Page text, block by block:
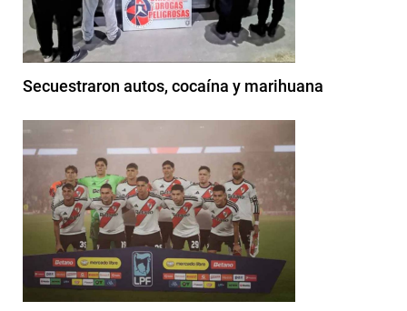
Secuestraron autos, cocaína y marihuana